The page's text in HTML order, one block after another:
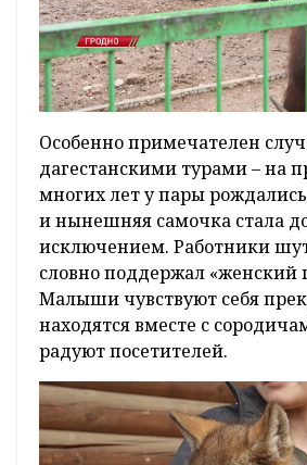
Особенно примечателен
дагестанскими турами – на
многих лет у пары
и нынешняя самочка стала
исключением. Работники
словно поддержал «женский
Малыши чувствуют себя
находятся вместе с
радуют посетителей.